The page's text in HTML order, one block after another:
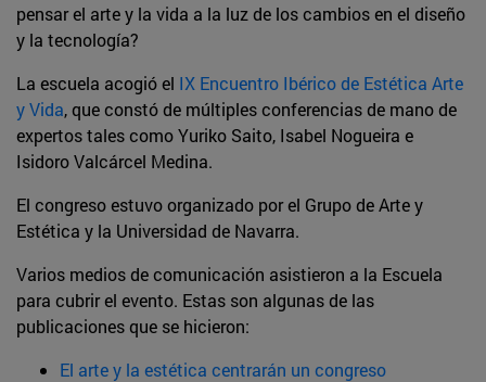
pensar el arte y la vida a la luz de los cambios en el diseño
y la tecnología?
La escuela acogió el IX Encuentro Ibérico de Estética Arte
y Vida, que constó de múltiples conferencias de mano de
expertos tales como Yuriko Saito, Isabel Nogueira e
Isidoro Valcárcel Medina.
El congreso estuvo organizado por el Grupo de Arte y
Estética y la Universidad de Navarra.
Varios medios de comunicación asistieron a la Escuela
para cubrir el evento. Estas son algunas de las
publicaciones que se hicieron:
El arte y la estética centrarán un congreso